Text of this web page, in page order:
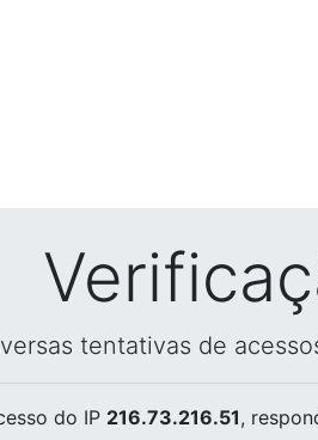
tentativas de
do IP 216.73.216.51,